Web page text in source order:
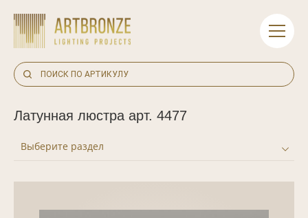
content
Латунная люстра арт. 4477
Выберите раздел